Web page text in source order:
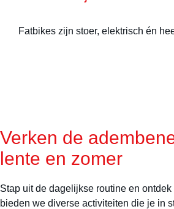
Fatbikes zijn stoer, elektrisch én
Verken de
lente en zomer
Stap uit de dagelijkse routine en
bieden we diverse activiteiten die je in